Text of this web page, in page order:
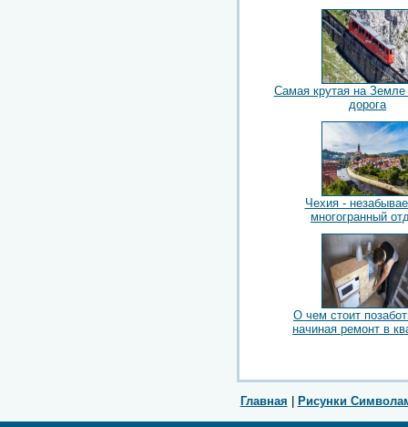
Самая крутая на Земле
дорога
Чехия -
многогранный
О чем стоит
начиная ремонт в
Главная Рисунки